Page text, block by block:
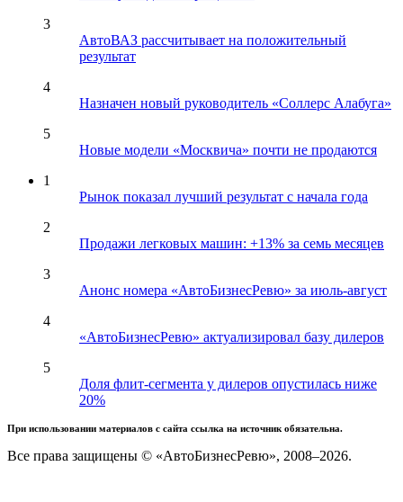
3
АвтоВАЗ рассчитывает на положительный
результат
4
Назначен новый руководитель «Соллерс Алабуга»
5
Новые модели «Москвича» почти не продаются
1
Рынок показал лучший результат с начала года
2
Продажи легковых машин: +13% за семь месяцев
3
Анонс номера «АвтоБизнесРевю» за июль-август
4
«АвтоБизнесРевю» актуализировал базу дилеров
5
Доля флит-сегмента у дилеров опустилась ниже
20%
При использовании материалов с сайта ссылка на источник обязательна.
Все права защищены © «АвтоБизнесРевю», 2008–2026.